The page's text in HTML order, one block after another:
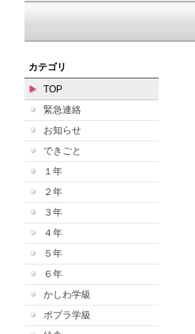
カテゴリ
TOP
緊急連絡
お知らせ
できごと
１年
２年
３年
４年
５年
６年
かしわ学級
ポプラ学級